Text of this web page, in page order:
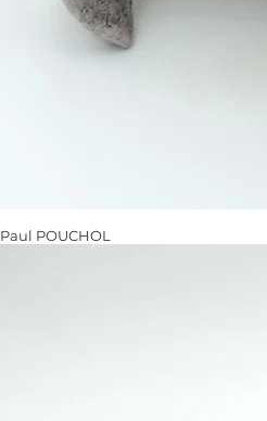
Paul POUCHOL